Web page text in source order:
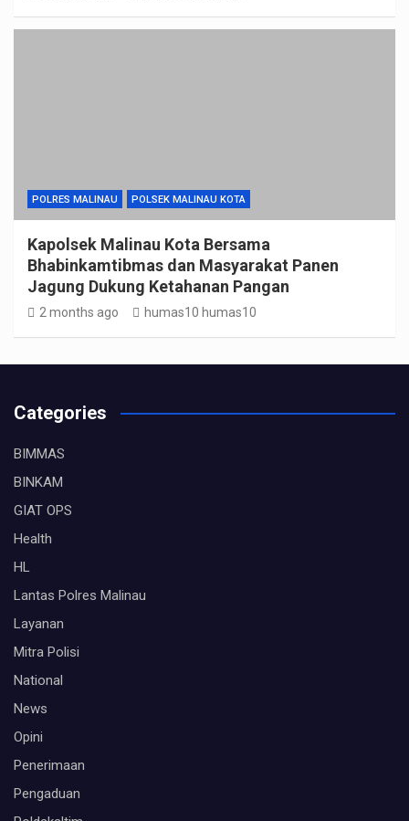
POLRES MALINAU POLSEK MALINAU KOTA
Kapolsek Malinau Kota Bersama
Bhabinkamtibmas dan Masyarakat Panen
Jagung Dukung Ketahanan Pangan
2 months ago humas10 humas10
Categories
BIMMAS
BINKAM
GIAT OPS
Health
HL
Lantas Polres Malinau
Layanan
Mitra Polisi
National
News
Opini
Penerimaan
Pengaduan